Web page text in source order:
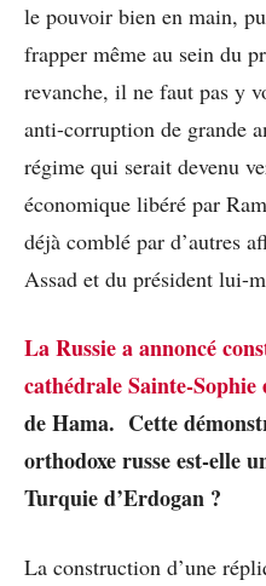
le pouvoir bien en main,
frapper même au sein du
revanche, il ne faut pas y
anti-corruption de grande
régime qui serait devenu
économique libéré par
déjà comblé par d’autres
Assad et du président lui-
La Russie a annoncé
cathédrale Sainte-Sophie
de Hama. Cette
orthodoxe russe est-elle
Turquie d’Erdogan ?
La construction d’une